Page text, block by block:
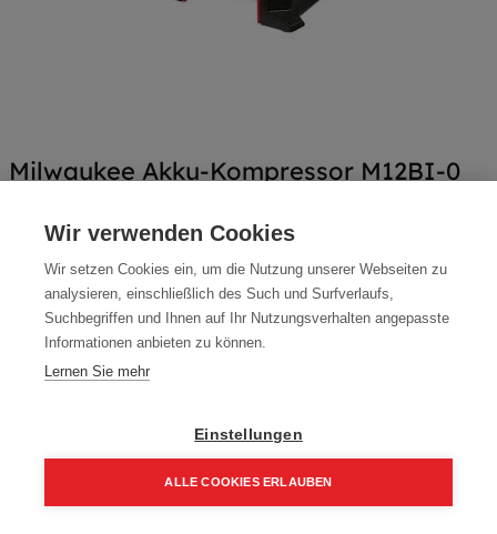
Milwaukee Akku-Kompressor M12BI-0
96,90€ 114,00€
116,28 € inkl. Mwst
96,90 € / Stk.
In den Einkaufskorb
Wir verwenden Cookies
Wir setzen Cookies ein, um die Nutzung unserer Webseiten zu
analysieren, einschließlich des Such und Surfverlaufs,
Suchbegriffen und Ihnen auf Ihr Nutzungsverhalten angepasste
Informationen anbieten zu können.
Lernen Sie mehr
Einstellungen
ALLE COOKIES ERLAUBEN